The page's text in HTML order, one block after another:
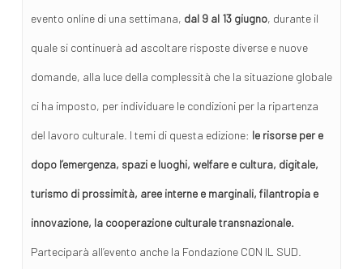
evento online di una settimana, dal 9 al 13 giugno, durante il
quale si continuerà ad ascoltare risposte diverse e nuove
domande, alla luce della complessità che la situazione globale
ci ha imposto, per individuare le condizioni per la ripartenza
del lavoro culturale. I temi di questa edizione: le risorse per e
dopo l’emergenza, spazi e luoghi, welfare e cultura, digitale,
turismo di prossimità, aree interne e marginali, filantropia e
innovazione, la cooperazione culturale transnazionale.
Parteciparà all’evento anche la Fondazione CON IL SUD.